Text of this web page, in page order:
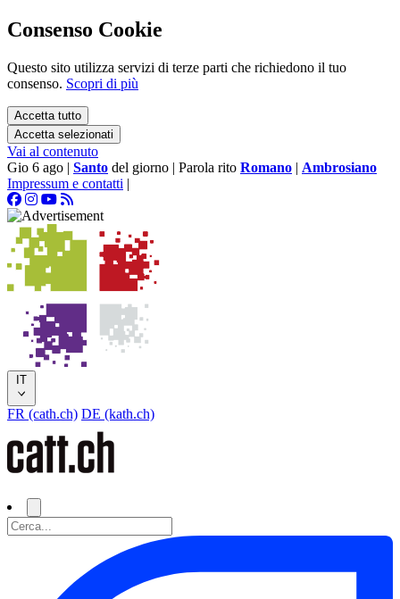
Consenso Cookie
Questo sito utilizza servizi di terze parti che richiedono il tuo
consenso. Scopri di più
Accetta tutto
Accetta selezionati
Vai al contenuto
Gio 6 ago | Santo del giorno | Parola rito Romano | Ambrosiano
Impressum e contatti |
IT
FR (cath.ch) DE (kath.ch)